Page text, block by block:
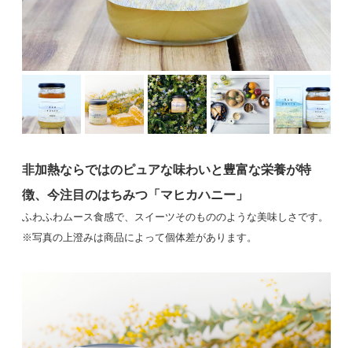
非加熱ならではのピュアな味わいと豊富な栄養が特
徴、今注目のはちみつ「マヒカハニー」
ふわふわムース食感で、スイーツそのもののような美味しさです。
※写真の上澄みは商品によって個体差があります。